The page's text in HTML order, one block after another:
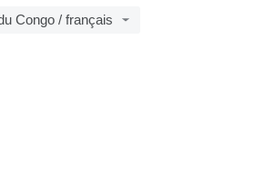
Congo / français